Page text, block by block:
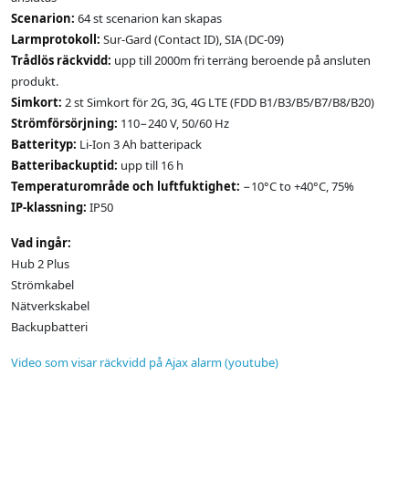
Scenarion: 64 st scenarion kan skapas
Larmprotokoll: Sur-Gard (Contact ID), SIA (DC-09)
Trådlös räckvidd: upp till 2000m fri terräng beroende på ansluten
produkt.
Simkort: 2 st Simkort för 2G, 3G, 4G LTE (FDD B1/B3/B5/B7/B8/B20)
Strömförsörjning: 110−240 V, 50/60 Hz
Batterityp: Li-Ion 3 Ah batteripack
Batteribackuptid: upp till 16 h
Temperaturområde och luftfuktighet: −10°С to +40°С, 75%
IP-klassning: IP50
Vad ingår:
Hub 2 Plus
Strömkabel
Nätverkskabel
Backupbatteri
Video som visar räckvidd på Ajax alarm (youtube)